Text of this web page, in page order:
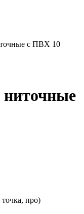
с ПВХ 10
ниточные
про)